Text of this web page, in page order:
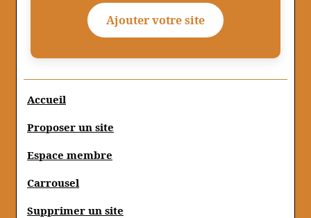
Ajouter votre site
Accueil
Proposer un site
Espace membre
Carrousel
Supprimer un site